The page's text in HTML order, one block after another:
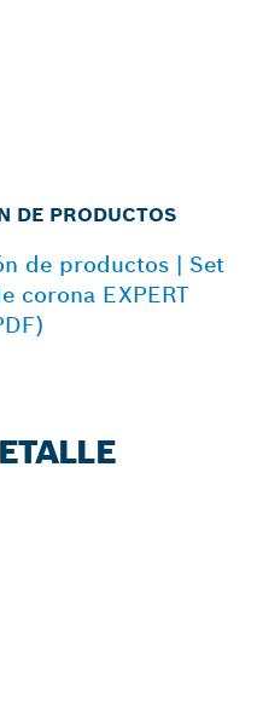
DE PRODUCTOS
de productos | Set
corona EXPERT